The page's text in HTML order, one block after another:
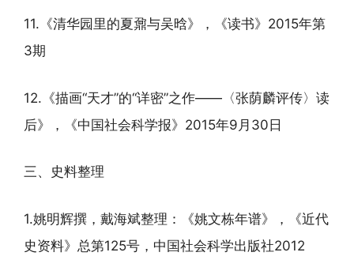
11.《清华园里的夏鼐与吴晗》，《读书》2015年第
3期
12.《描画“天才”的“详密”之作——〈张荫麟评传〉读
后》，《中国社会科学报》2015年9月30日
三、史料整理
1.姚明辉撰，戴海斌整理：《姚文栋年谱》，《近代
史资料》总第125号，中国社会科学出版社2012